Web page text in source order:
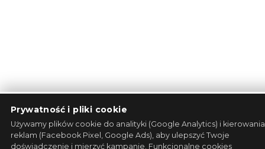
Prywatność i pliki cookie
Używamy plików cookie do analityki (Google Analytics) i kierowania
reklam (Facebook Pixel, Google Ads), aby ulepszyć Twoje
doświadczenie i mierzyć kampanie. Funkcjonalne cookies